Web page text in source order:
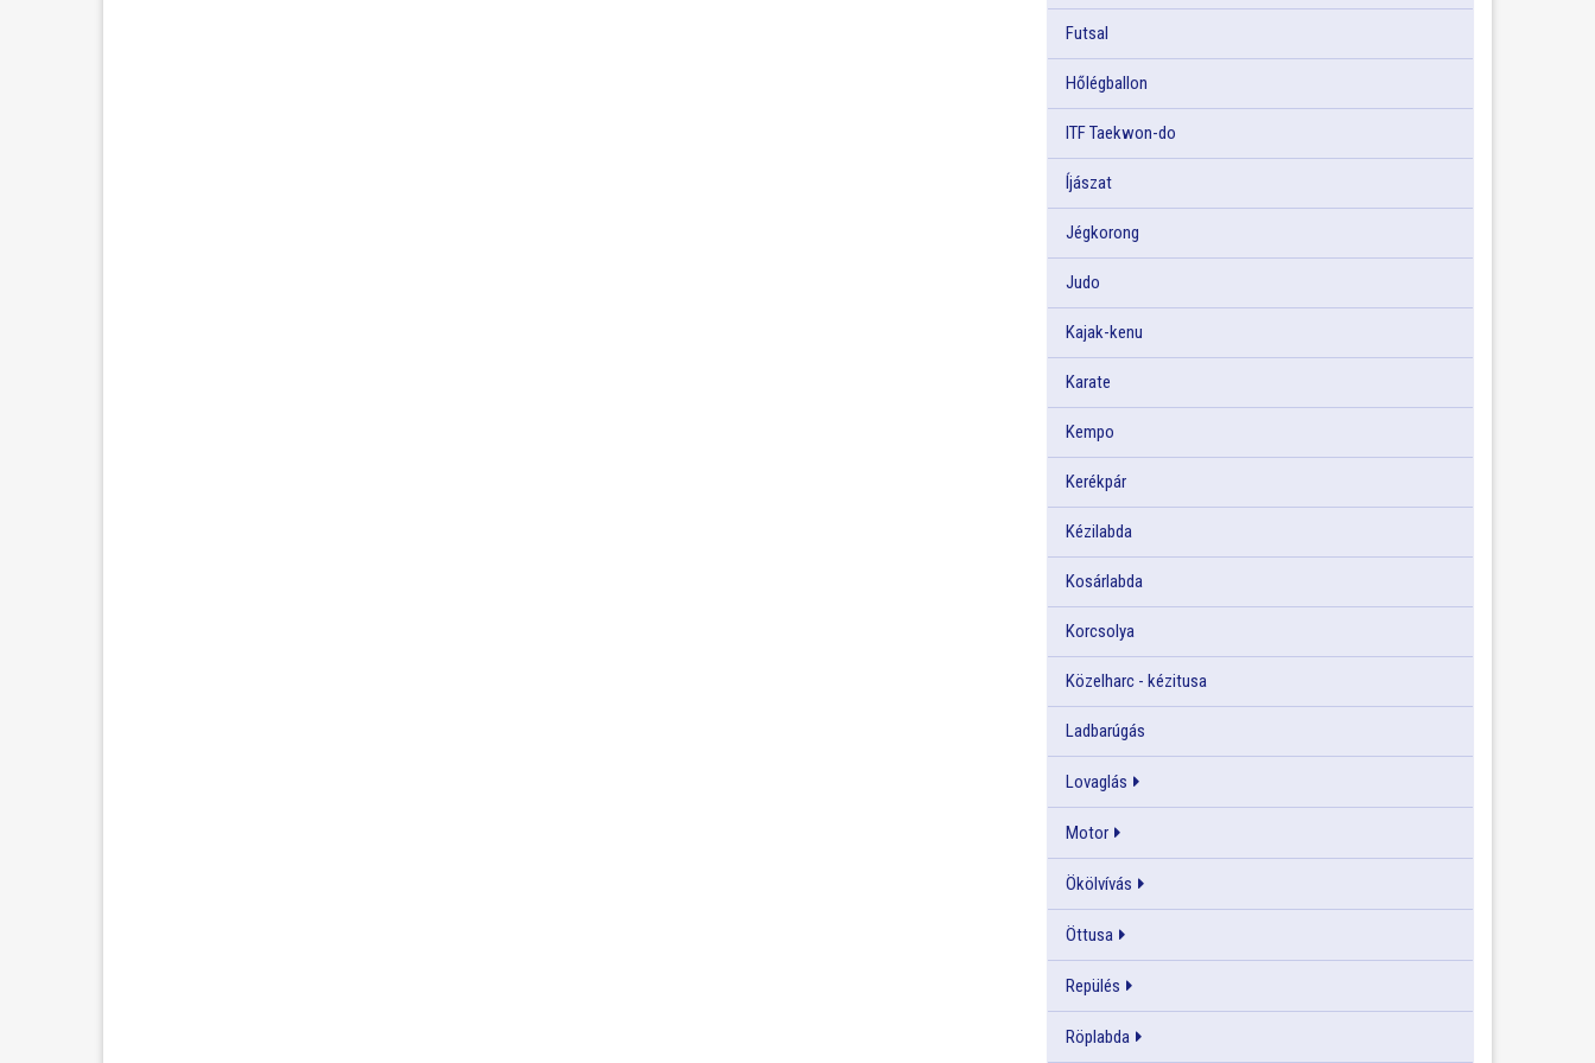
Futsal
Hőlégballon
ITF Taekwon-do
Íjászat
Jégkorong
Judo
Kajak-kenu
Karate
Kempo
Kerékpár
Kézilabda
Kosárlabda
Korcsolya
Közelharc - kézitusa
Ladbarúgás
Lovaglás
Motor
Ökölvívás
Öttusa
Repülés
Röplabda